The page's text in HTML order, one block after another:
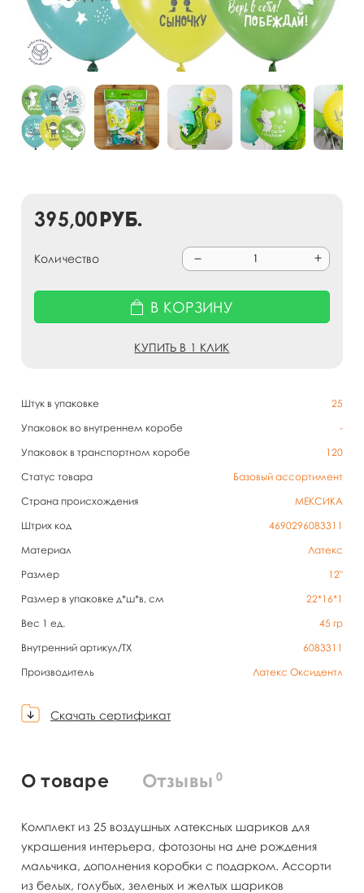
Штук в упаковке
25
Упаковок во внутреннем коробе
-
Упаковок в транспортном коробе
120
Статус товара
Базовый ассортимент
Страна происхождения
МЕКСИКА
Штрих код
4690296083311
Материал
Латекс
Размер
12"
Размер в упаковке д*ш*в, см
22*16*1
Вес 1 ед.
45 гр
Внутренний артикул/TX
6083311
Производитель
Латекс Оксидентл
Скачать сертификат
395,00руб.
Количество
В КОРЗИНУ
КУПИТЬ В 1 КЛИК
О товаре Отзывы 0
Комплект из 25 воздушных латексных шариков для
украшения интерьера, фотозоны на дне рождения
мальчика, дополнения коробки с подарком. Ассорти
из белых, голубых, зеленых и желтых шариков